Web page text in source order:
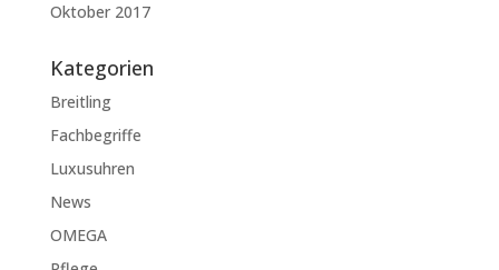
Oktober 2017
Kategorien
Breitling
Fachbegriffe
Luxusuhren
News
OMEGA